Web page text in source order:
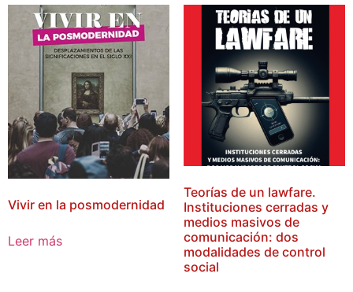
Vivir en la posmodernidad
Leer más
Teorías de un lawfare.
Instituciones cerradas y
medios masivos de
comunicación: dos
modalidades de control
social